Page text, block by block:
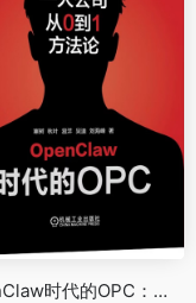
《OpenClaw时代的OPC：一人公司从0到1方法论》